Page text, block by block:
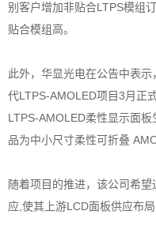
别客户增加非贴合LTPS模组
贴合模组高。
此外，华显光电在公告中表
代LTPS-AMOLED项目3月正
LTPS-AMOLED柔性显示面
品为中小尺寸柔性可折叠
随着项目的推进，该公司希
应,使其上游LCD面板供应布局